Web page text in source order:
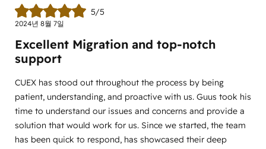
5/5
2024년 8월 7일
Excellent Migration and top-notch
support
CUEX has stood out throughout the process by being
patient, understanding, and proactive with us. Guus took his
time to understand our issues and concerns and provide a
solution that would work for us. Since we started, the team
has been quick to respond, has showcased their deep